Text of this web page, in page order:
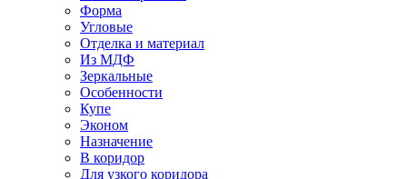
Форма
Угловые
Отделка и материал
Из МДФ
Зеркальные
Особенности
Купе
Эконом
Назначение
В коридор
Для узкого коридора